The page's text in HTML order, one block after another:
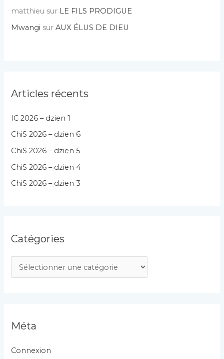
matthieu sur LE FILS PRODIGUE
Mwangi surAUX ÉLUS DE DIEU
Articles récents
IC 2026 – dzien 1
ChiS 2026 – dzien 6
ChiS 2026 – dzien 5
ChiS 2026 – dzien 4
ChiS 2026 – dzien 3
Catégories
a
g
r
Méta
Connexion